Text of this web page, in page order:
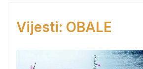
Vijesti: OBALE